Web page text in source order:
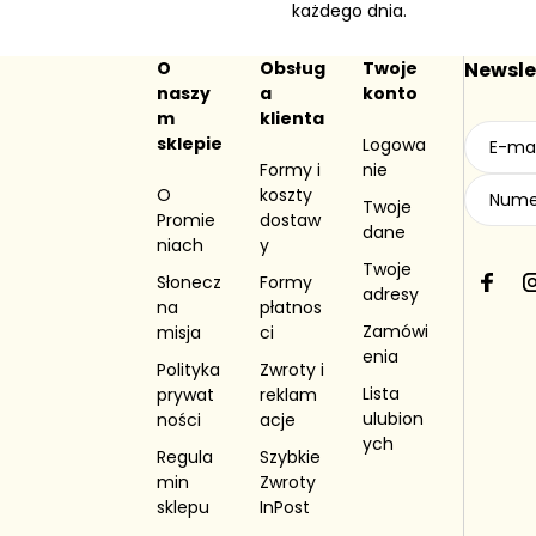
każdego dnia.
O
naszy
m
sklepie
O
Promie
niach
Słonecz
na
misja
Polityka
prywat
ności
Regula
min
sklepu
Obsług
a
klienta
Formy i
koszty
dostaw
y
Formy
płatnos
ci
Zwroty i
reklam
acje
Szybkie
Zwroty
InPost
Twoje
konto
Logowa
nie
Twoje
dane
Twoje
adresy
Zamówi
enia
Lista
ulubion
ych
F
I